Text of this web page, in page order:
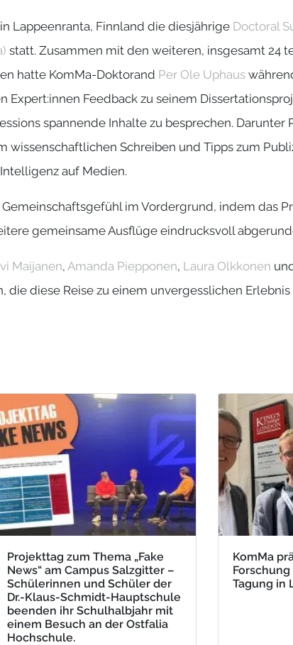
in Lappeenranta, Finnland die diesjährige Doctoral
statt. Zusammen mit den weiteren, insgesamt 24
hatte KomMa-Doktorand Per Ole Uphaus
Feedback zu seinem
spannende Inhalte zu besprechen. Darunter
Schreiben und Tipps zum
auf Medien.
im Vordergrund, indem das
gemeinsame Ausflüge eindrucksvoll
Maijanen, Amanda Piepponen, Laura Olkkonen
diese Reise zu einem unvergesslichen Erlebnis
Projekttag zum Thema „Fake
News“ am Campus Salzgitter –
Schülerinnen und Schüler der
Dr.-Klaus-Schmidt-Hauptschule
beenden ihr Schulhalbjahr mit
einem Besuch an der Ostfalia
Hochschule.
KomMa
Tagung in